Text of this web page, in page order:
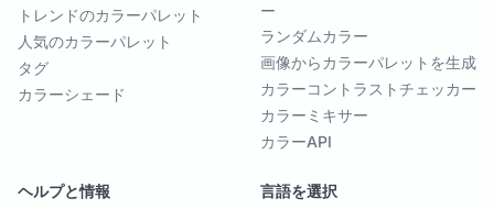
トレンドのカラーパレット
人気のカラーパレット
タグ
カラーシェード
ー
ランダムカラー
画像からカラーパレットを生成
カラーコントラストチェッカー
カラーミキサー
カラーAPI
ヘルプと情報
言語を選択